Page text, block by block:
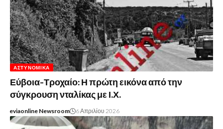
ΑΣΤΥΝΟΜΙΚΆ
Εύβοια-Τροχαίο: Η πρώτη εικόνα από την
σύγκρουση νταλίκας με Ι.Χ.
eviaonline Newsroom 6 Απριλίου 2026